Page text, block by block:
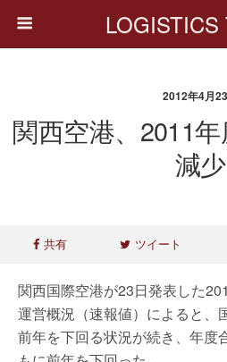
LOGISTICS
2012年4月
関西空港、2011
減少
共有 ツイート
関西国際空港が23日発表した
運営概況（速報値）によると、
前年を下回る状況が続き、年度